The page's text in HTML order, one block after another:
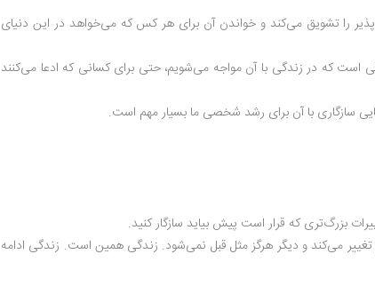
را تشویق می‌کند و خواندن آن برای هر کس که می‌خواهد در این دنیای
است که در زندگی با آن مواجه می‌شویم، حتی برای کسانی که ادعا می‌کنند
سازگاری با آن برای رشد شخصی ما بسیار مهم است.
بزرگ‌تری که قرار است پیش بیاید سازگار کنید.
می‌کند و دیگر هرگز مثل قبل نمی‌شود. زندگی همین است. زندگی ادامه